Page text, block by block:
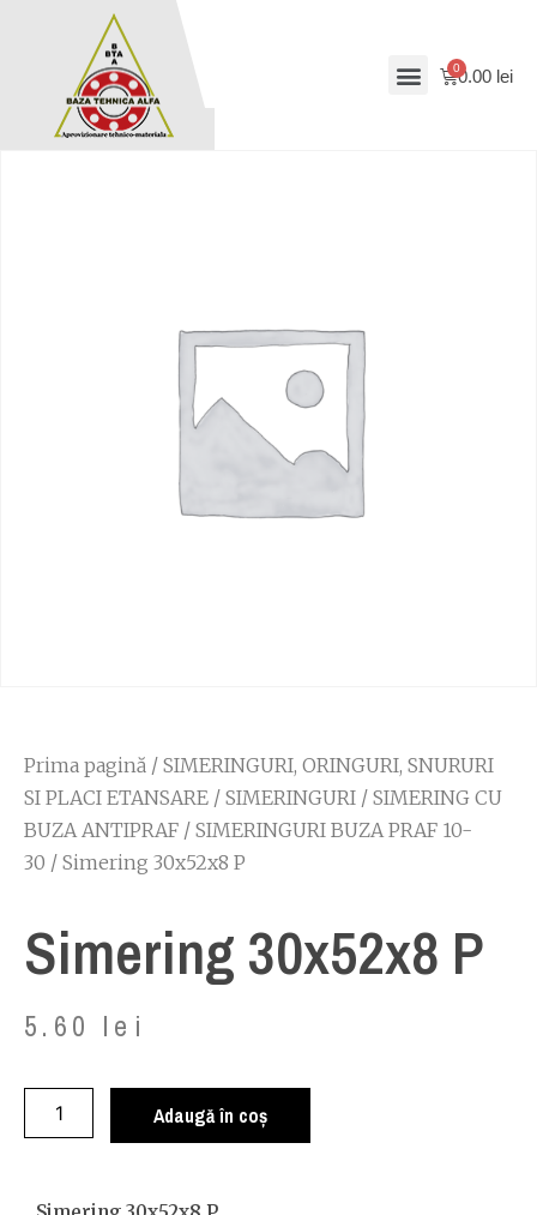
0.00 lei
Prima pagină / SIMERINGURI, ORINGURI, SNURURI
SI PLACI ETANSARE / SIMERINGURI / SIMERING CU
BUZA ANTIPRAF / SIMERINGURI BUZA PRAF 10-
30 / Simering 30x52x8 P
Simering 30x52x8 P
5.60 lei
Adaugă în coș